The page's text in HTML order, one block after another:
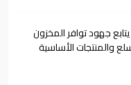
جهود توافر المخزون
والمنتجات الأساسية